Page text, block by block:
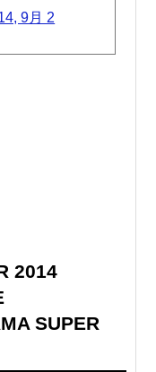
9月 2
2014
SUPER